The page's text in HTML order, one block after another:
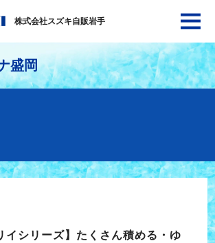
株式会社スズキ自販岩手
盛岡
イシリーズ】たくさん積める・ゆ